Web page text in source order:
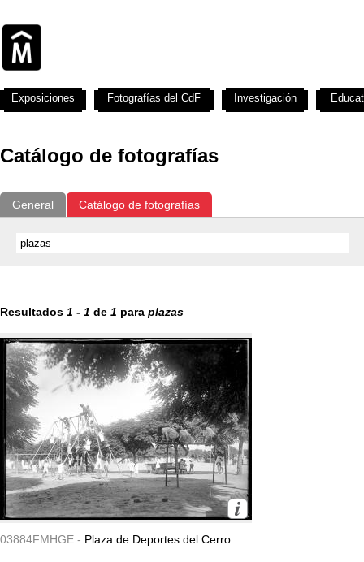
Catálogo de fotografías
General Catálogo de fotografías
Resultados 1 - 1 de 1 para plazas
03884FMHGE - Plaza de Deportes del Cerro.
Exposiciones Fotografías del CdF Investigación